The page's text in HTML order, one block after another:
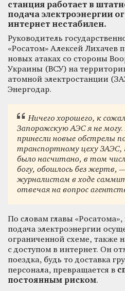
станция работает в
подача электроэнергии
интернет нестабилен.
Руководитель
«Росатом» Алексей Лихачев
новых атаках со стороны
Украины (ВСУ) на
атомной электростанции
Энергодар.
Ничего хорошего, к
Запорожскую АЭС я не могу.
принесли новые обстрелы
транспортному цеху ЗАЭС,
было насчитано, в том
богу, обошлось без жертв,
журналистам в ходе
отвечая на вопрос
По словам главы
подача электроэнергии
ограниченной схеме, также
с доступом в интернет. Он
поездка, будь то доставка
персонала, превращается в
постоянным риском.